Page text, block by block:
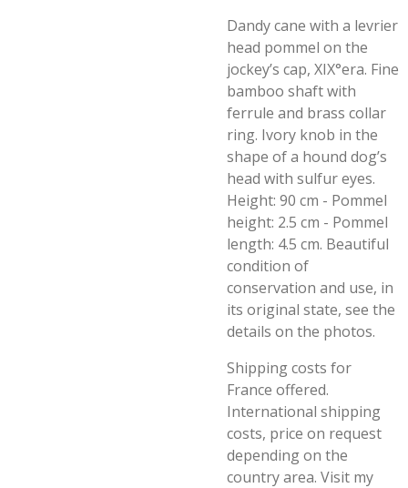
Dandy cane with a levrier
head pommel on the
jockey’s cap, XIX°era. Fine
bamboo shaft with
ferrule and brass collar
ring. Ivory knob in the
shape of a hound dog’s
head with sulfur eyes.
Height: 90 cm - Pommel
height: 2.5 cm - Pommel
length: 4.5 cm. Beautiful
condition of
conservation and use, in
its original state, see the
details on the photos.
Shipping costs for
France offered.
International shipping
costs, price on request
depending on the
country area. Visit my